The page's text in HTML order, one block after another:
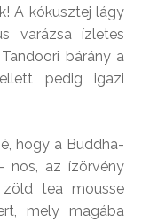
A kókusztej lágy
varázsa ízletes
bárány a
pedig igazi
hogy a Buddha-
nos, az ízörvény
tea mousse
mely magába